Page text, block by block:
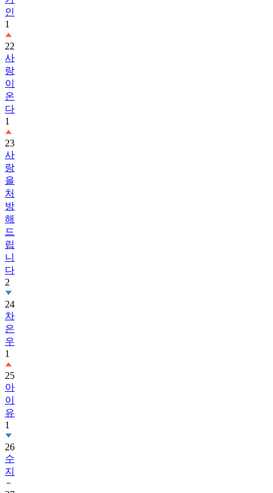
22
사
랑
이
온
다
1
23
사
랑
을
처
방
해
드
립
니
다
2
24
차
은
우
1
25
아
이
유
1
26
수
지
27
박